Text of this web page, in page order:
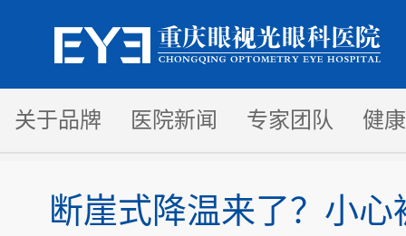
关于品牌 医院新闻 专家团队 健
断崖式降温来了？小心